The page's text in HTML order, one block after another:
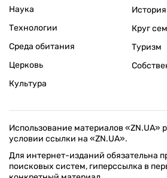
Наука
Технологии
Среда обитания
Церковь
Культура
История
Круг
Туризм
Использование материалов «ZN.UA»
условии ссылки на «ZN.UA».
Для интернет-изданий обязательна
поисковых систем, гиперссылка в